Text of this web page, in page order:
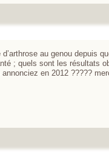
d’arthrose au genou depuis
; quels sont les résultats
en 2012 ?????